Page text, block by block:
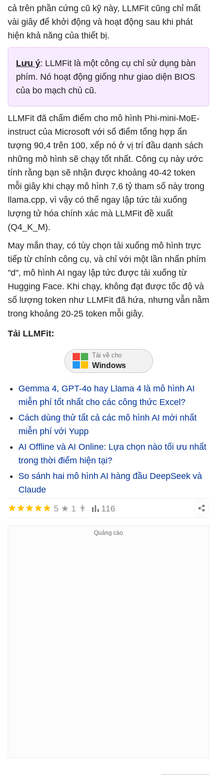
cả trên phần cứng cũ kỹ này, LLMFit cũng chỉ mất
vài giây để khởi động và hoạt động sau khi phát
hiện khả năng của thiết bị.
Lưu ý: LLMFit là một công cụ chỉ sử dụng bàn
phím. Nó hoạt động giống như giao diện BIOS
của bo mạch chủ cũ.
LLMFit đã chấm điểm cho mô hình Phi-mini-MoE-
instruct của Microsoft với số điểm tổng hợp ấn
tượng 90,4 trên 100, xếp nó ở vị trí đầu danh sách
những mô hình sẽ chạy tốt nhất. Công cụ này ước
tính rằng bạn sẽ nhận được khoảng 40-42 token
mỗi giây khi chạy mô hình 7,6 tỷ tham số này trong
llama.cpp, vì vậy có thể ngay lập tức tải xuống
lượng tử hóa chính xác mà LLMFit đề xuất
(Q4_K_M).
May mắn thay, có tùy chọn tải xuống mô hình trực
tiếp từ chính công cụ, và chỉ với một lần nhấn phím
"d", mô hình AI ngay lập tức được tải xuống từ
Hugging Face. Khi chạy, không đạt được tốc độ và
số lượng token như LLMFit đã hứa, nhưng vẫn nằm
trong khoảng 20-25 token mỗi giây.
Tải LLMFit:
Tải về cho
Windows
Gemma 4, GPT-4o hay Llama 4 là mô hình AI
miễn phí tốt nhất cho các công thức Excel?
Cách dùng thử tất cả các mô hình AI mới nhất
miễn phí với Yupp
AI Offline và AI Online: Lựa chọn nào tối ưu nhất
trong thời điểm hiện tại?
So sánh hai mô hình AI hàng đầu DeepSeek và
Claude
5 ★ 1 👨 116